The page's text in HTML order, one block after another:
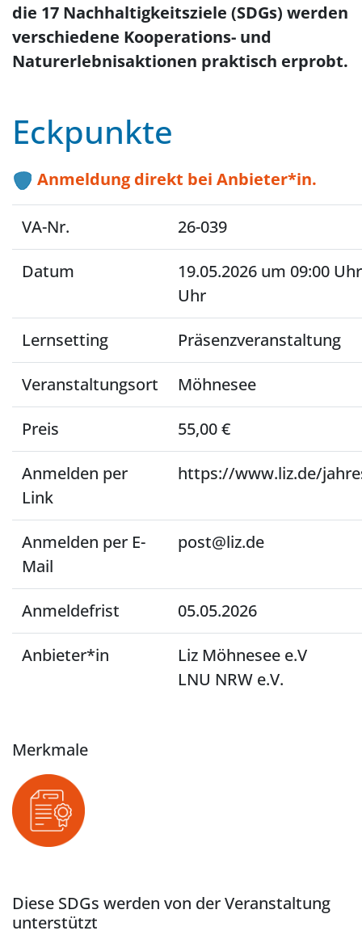
die 17 Nachhaltigkeitsziele (SDGs) werden
verschiedene Kooperations- und
Naturerlebnisaktionen praktisch erprobt.
Eckpunkte
Anmeldung direkt bei Anbieter*in.
VA-Nr. 26-039
Datum
19.05.2026 um 09:00
Uhr
Lernsetting Präsenzveranstaltung
Veranstaltungsort Möhnesee
Preis 55,00 €
Anmelden per
Link
https://www.liz.de/
Anmelden per E-
Mail
post@liz.de
Anmeldefrist 05.05.2026
Anbieter*in
Liz Möhnesee e.V
LNU NRW e.V.
Merkmale
Diese SDGs werden von der Veranstaltung
unterstützt